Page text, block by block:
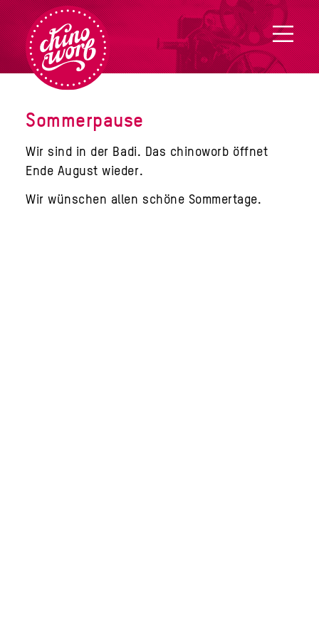
Sommerpause
Wir sind in der Badi. Das chinoworb öffnet
Ende August wieder.
Wir wünschen allen schöne Sommertage.